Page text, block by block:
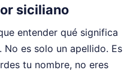
siciliano
entender qué significa
es solo un apellido. Es
tu nombre, no eres